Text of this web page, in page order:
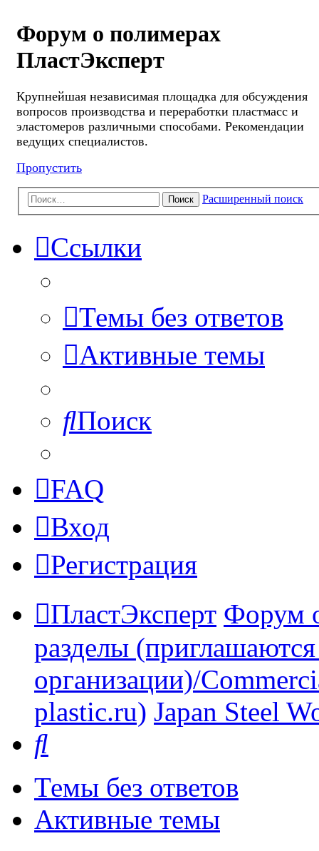
Форум о полимерах
ПластЭксперт
Крупнейшая независимая площадка для обсуждения
вопросов производства и переработки пластмасс и
эластомеров различными способами. Рекомендации
ведущих специалистов.
Пропустить
Поиск Расширенный поиск
Ссылки
Темы без ответов
Активные темы
Поиск
FAQ
Вход
Регистрация
ПластЭксперт Форум
разделы
организации)/
plastic.ru) Japan Steel
Темы без ответов
Активные темы